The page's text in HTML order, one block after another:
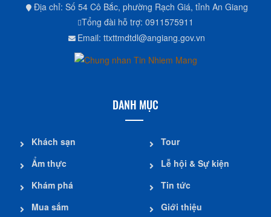
Địa chỉ: Số 54 Cô Bắc, phường Rạch Giá, tỉnh An Giang
Tổng đài hỗ trợ: 0911575911
Email: ttxttmdtdl@angiang.gov.vn
DANH MỤC
Khách sạn
Ẩm thực
Khám phá
Mua sắm
Tour
Lễ hội & Sự kiện
Tin tức
Giới thiệu